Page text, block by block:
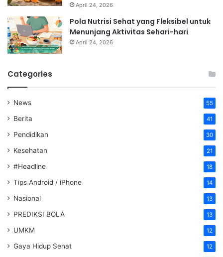
April 24, 2026
Pola Nutrisi Sehat yang Fleksibel untuk
Menunjang Aktivitas Sehari-hari
April 24, 2026
Categories
News 55
Berita 41
Pendidikan 30
Kesehatan 21
#Headline 18
Tips Android / iPhone 14
Nasional 13
PREDIKSI BOLA 13
UMKM 12
Gaya Hidup Sehat 12